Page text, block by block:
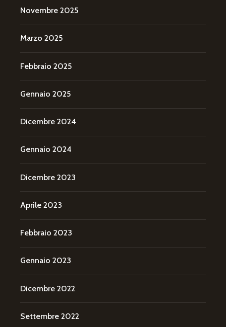
Novembre 2025
Marzo 2025
Febbraio 2025
Gennaio 2025
Dicembre 2024
Gennaio 2024
Dicembre 2023
Aprile 2023
Febbraio 2023
Gennaio 2023
Dicembre 2022
Settembre 2022